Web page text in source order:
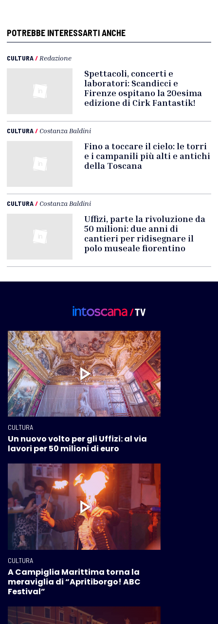
POTREBBE INTERESSARTI ANCHE
CULTURA/ Redazione
Spettacoli, concerti e
laboratori: Scandicci e
Firenze ospitano la 20esima
edizione di Cirk Fantastik!
CULTURA/ Costanza Baldini
Fino a toccare il cielo: le torri
e i campanili più alti e antichi
della Toscana
CULTURA/ Costanza Baldini
Uffizi, parte la rivoluzione da
50 milioni: due anni di
cantieri per ridisegnare il
polo museale fiorentino
CULTURA
Un nuovo volto per gli Uffizi: al via
lavori per 50 milioni di euro
CULTURA
A Campiglia Marittima torna la
meraviglia di “Apritiborgo! ABC
Festival”